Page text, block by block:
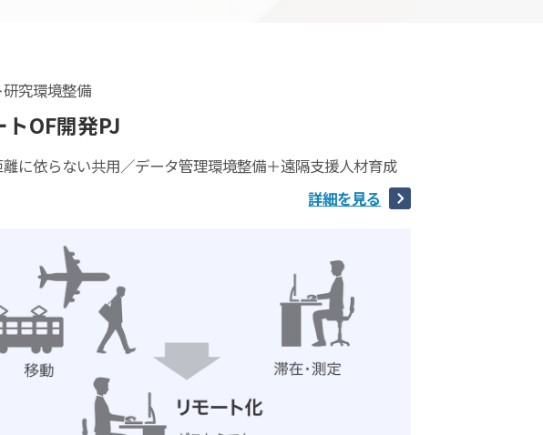
研究環境整備
トOF開発PJ
に依らない共用／データ管理環境整備＋遠隔支援人材育成
詳細を見る